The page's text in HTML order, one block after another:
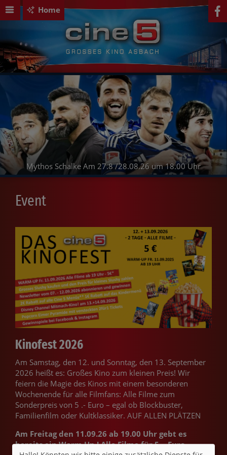
Home
Mythos Schalke Am 27.8 /28.08.26 um 18.00 Uhr
Event
Kinofest 2026
Am Samstag, den 12. und Sonntag, den 13. September
2026 heißt es: Großes Kino zum kleinen Preis! Wir
feiern die Magie des Kinos mit einem besonderen
Wochenende für alle Filmfans: Alle Filme zum
Sonderpreis von 5 .- Euro – egal ob Blockbuster,
Familienfilm oder Kultklassiker. AUF ALLEN PLÄTZEN
Am Freitag den 11.09.26 ab 19.00 Uhr gebt es
bereits ein Warm Up ! Alle Filme für 5 .- Euro